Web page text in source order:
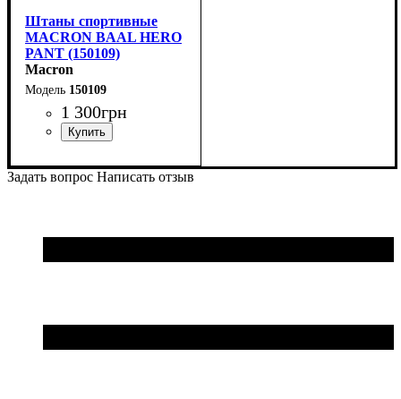
Штаны спортивные
MACRON BAAL HERO
PANT (150109)
Macron
150109
1 300грн
Задать вопрос Написать отзыв